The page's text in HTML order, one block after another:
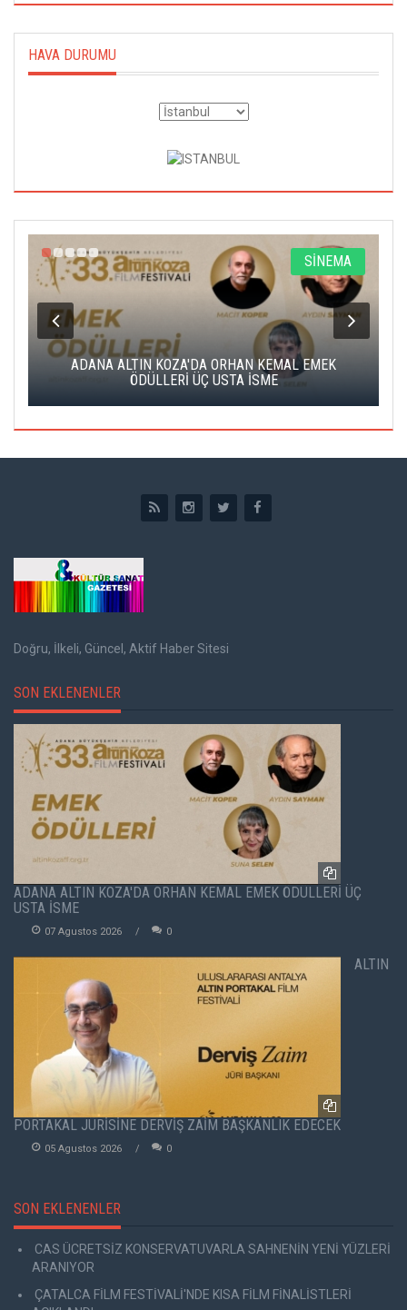
HAVA DURUMU
SİNEMA
ADANA ALTIN KOZA'DA ORHAN KEMAL EMEK
ÖDÜLLERİ ÜÇ USTA İSME
Doğru, İlkeli, Güncel, Aktif Haber Sitesi
SON EKLENENLER
ADANA ALTIN KOZA'DA ORHAN KEMAL EMEK ÖDÜLLERİ ÜÇ
USTA İSME
07 Agustos 2026 0
ALTIN
PORTAKAL JÜRİSİNE DERVİŞ ZAİM BAŞKANLIK EDECEK
05 Agustos 2026 0
SON EKLENENLER
CAS ÜCRETSİZ KONSERVATUVARLA SAHNENİN YENİ YÜZLERİ
ARANIYOR
ÇATALCA FİLM FESTİVALİ'NDE KISA FİLM FİNALİSTLERİ